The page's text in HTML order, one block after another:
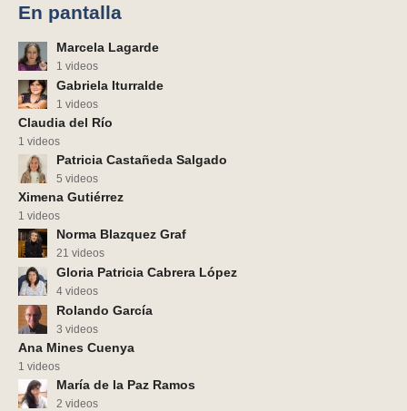
En pantalla
Marcela Lagarde
1 videos
Gabriela Iturralde
1 videos
Claudia del Río
1 videos
Patricia Castañeda Salgado
5 videos
Ximena Gutiérrez
1 videos
Norma Blazquez Graf
21 videos
Gloria Patricia Cabrera López
4 videos
Rolando García
3 videos
Ana Mines Cuenya
1 videos
María de la Paz Ramos
2 videos